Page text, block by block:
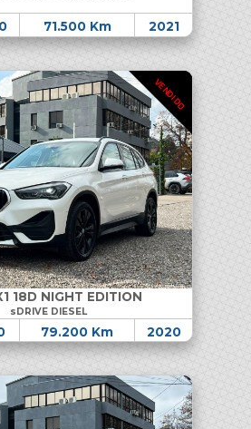
71.500 Km 2021
VENDIDO
18D NIGHT EDITION
sDRIVE DIESEL
79.200 Km 2020